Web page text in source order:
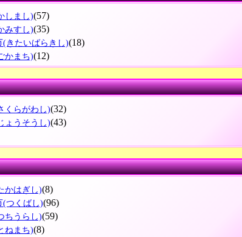
しまし)(57)
みすし)(35)
(きたいばらきし)(18)
かまち)(12)
くらがわし)(32)
ょうそうし)(43)
かはぎし)(8)
(つくばし)(96)
ちうらし)(59)
ねまち)(8)